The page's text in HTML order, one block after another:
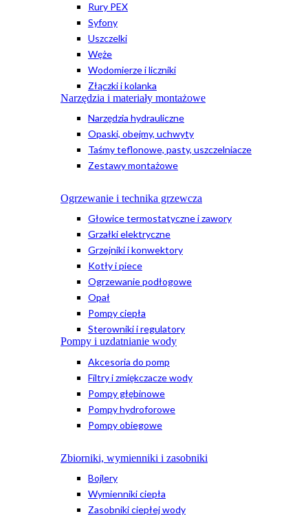
Rury PEX
Syfony
Uszczelki
Węże
Wodomierze i liczniki
Złączki i kolanka
Narzędzia i materiały montażowe
Narzędzia hydrauliczne
Opaski, obejmy, uchwyty
Taśmy teflonowe, pasty, uszczelniacze
Zestawy montażowe
Ogrzewanie i technika grzewcza
Głowice termostatyczne i zawory
Grzałki elektryczne
Grzejniki i konwektory
Kotły i piece
Ogrzewanie podłogowe
Opał
Pompy ciepła
Sterowniki i regulatory
Pompy i uzdatnianie wody
Akcesoria do pomp
Filtry i zmiękczacze wody
Pompy głębinowe
Pompy hydroforowe
Pompy obiegowe
Zbiorniki, wymienniki i zasobniki
Bojlery
Wymienniki ciepła
Zasobniki ciepłej wody